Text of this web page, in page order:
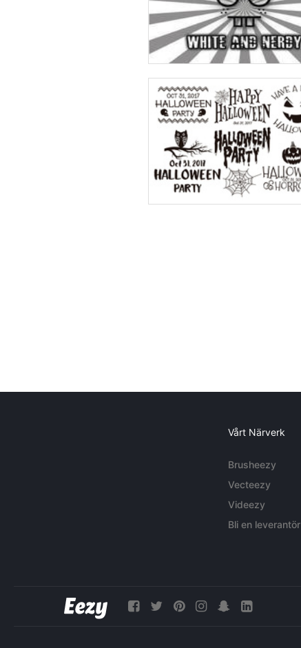
Vårt Närverk
Brusheezy
Vecteezy
Videezy
Bli en leverantör